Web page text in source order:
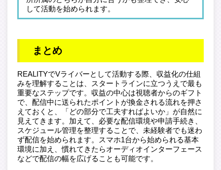
して活動を始められます。
まとめ
REALITYでVライバーとして活動する際、収益化の仕組
みを理解することは、スタートラインに立つうえで最も
重要なステップです。収益の中心は視聴者からのギフト
で、配信中に送られたポイントが換金される流れを押さ
えておくと、「どの部分で工夫すればよいか」が自然に
見えてきます。加えて、必要な配信環境や申請手続き、
スケジュール管理を整理することで、未経験者でも迷わ
ず配信を始められます。スマホ1台から始められる基本
環境に加え、慣れてきたらオーディオインターフェース
などで配信の幅を広げることも可能です。